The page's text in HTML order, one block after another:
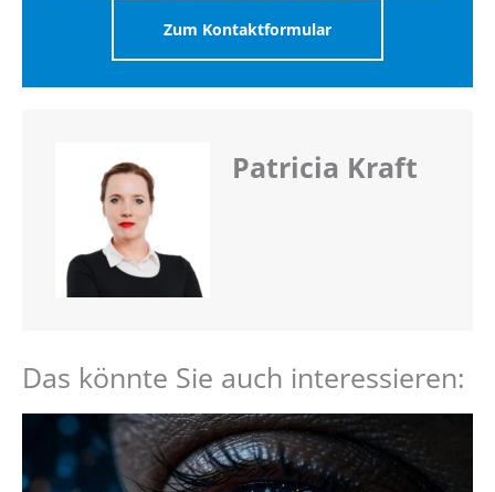
Zum Kontaktformular
Patricia Kraft
Das könnte Sie auch interessieren: